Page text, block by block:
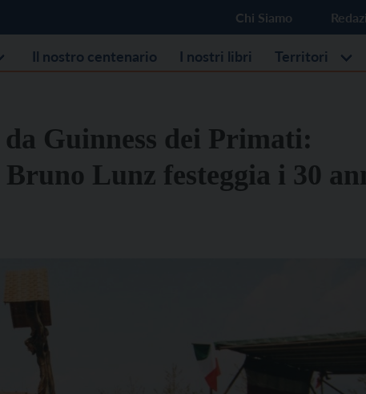
Chi Siamo
Il nostro centenario I nostri libri Territori
Guinness dei Primati:
Lunz festeggia i 30